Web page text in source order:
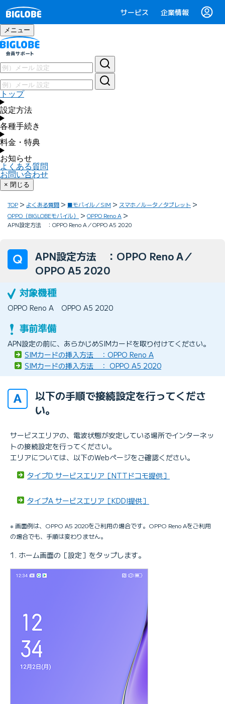
サービス 企業情報
メニュー
トップ
設定方法
各種手続き
料金・特典
お知らせ
よくある質問
お問い合わせ
× 閉じる
TOP よくある質問 ■モバイル／SIM
スマホ／ルータ／タブレット
OPPO（BIGLOBEモバイル）
OPPO Reno A
APN設定方法 ：OPPO Reno A／OPPO A5 2020
APN設定方法 ：OPPO Reno A／
OPPO A5 2020
OPPO Reno A OPPO A5 2020
APN設定の前に、あらかじめSIMカードを取り付けてください。
SIMカードの挿入方法 ：OPPO Reno A
SIMカードの挿入方法 ： OPPO A5 2020
以下の手順で接続設定を行ってくださ
い。
サービスエリアの、電波状態が安定している場所でインターネッ
トの接続設定を行ってください。
エリアについては、以下のWebページをご確認ください。
タイプD サービスエリア［NTTドコモ提供］
タイプA サービスエリア［KDDI提供］
※ 画面例は、OPPO A5 2020をご利用の場合です。OPPO Reno Aをご利用
の場合でも、手順は変わりません。
ホーム画面の［設定］をタップします。